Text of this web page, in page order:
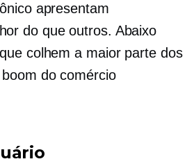
apresentam
do que outros. Abaixo
colhem a maior parte dos
do comércio